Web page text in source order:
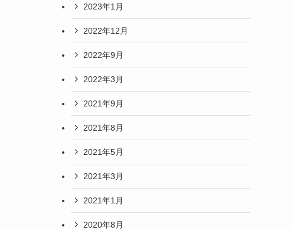
2023年1月
2022年12月
2022年9月
2022年3月
2021年9月
2021年8月
2021年5月
2021年3月
2021年1月
2020年8月